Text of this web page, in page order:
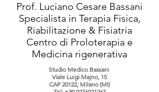
Prof. Luciano Cesare Bassani
Specialista in Terapia Fisica,
Riabilitazione & Fisiatria
Centro di Proloterapia e
Medicina rigenerativa
Studio Medico Bassani
Viale Luigi Majno, 15
CAP 20122, Milano (MI)